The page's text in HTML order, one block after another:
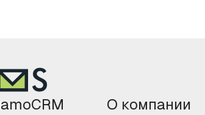
amoCRM
О компании